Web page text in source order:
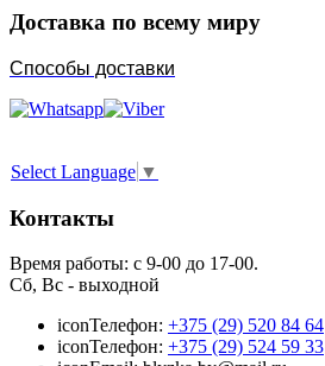
Доставка по всему миру
Способы доставки
Select Language ▼
Контакты
Время работы: с 9-00 до 17-00.
Сб, Вс - выходной
iconТелефон: +375 (29) 520 84 64
iconТелефон: +375 (29) 524 59 33